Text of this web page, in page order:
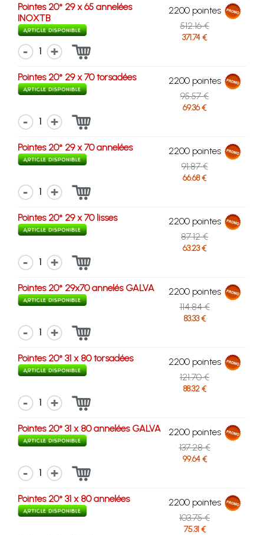
Pointes 20° 29 x 65 annelées
INOXTB
2200 pointes
512.16 €
371.74 €
1
Pointes 20° 29 x 70 torsadées
2200 pointes
95.57 €
69.36 €
1
Pointes 20° 29 x 70 annelées
2200 pointes
91.87 €
66.68 €
1
Pointes 20° 29 x 70 lisses
2200 pointes
87.12 €
63.23 €
1
Pointes 20° 29x70 annelés GALVA
2200 pointes
114.84 €
83.33 €
1
Pointes 20° 31 x 80 torsadées
2200 pointes
121.70 €
88.32 €
1
Pointes 20° 31 x 80 annelées GALVA
2200 pointes
137.28 €
99.64 €
1
Pointes 20° 31 x 80 annelées
2200 pointes
103.75 €
75.31 €